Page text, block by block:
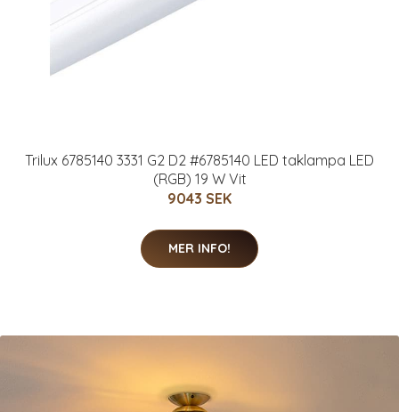
Trilux 6785140 3331 G2 D2 #6785140 LED taklampa LED
(RGB) 19 W Vit
9043 SEK
MER INFO!